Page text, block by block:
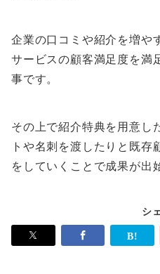
企業の口コミや紹介を増や
サービスの顧客満足度を満
事です。
その上で紹介特典を用意し
トや名刺を渡したりと既存
をしていくことで成果が出
シ